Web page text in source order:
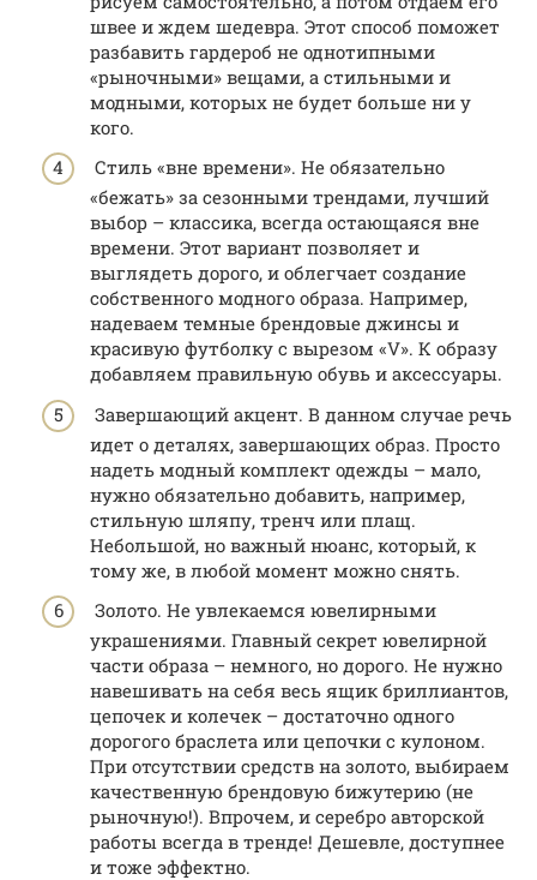
швее и ждем шедевра. Этот способ поможет
разбавить гардероб не однотипными
«рыночными» вещами, а стильными и
модными, которых не будет больше ни у
кого.
Стиль «вне времени». Не обязательно
«бежать» за сезонными трендами, лучший
выбор – классика, всегда остающаяся вне
времени. Этот вариант позволяет и
выглядеть дорого, и облегчает создание
собственного модного образа. Например,
надеваем темные брендовые джинсы и
красивую футболку с вырезом «V». К образу
добавляем правильную обувь и аксессуары.
Завершающий акцент. В данном случае речь
идет о деталях, завершающих образ. Просто
надеть модный комплект одежды – мало,
нужно обязательно добавить, например,
стильную шляпу, тренч или плащ.
Небольшой, но важный нюанс, который, к
тому же, в любой момент можно снять.
Золото. Не увлекаемся ювелирными
украшениями. Главный секрет ювелирной
части образа – немного, но дорого. Не нужно
навешивать на себя весь ящик бриллиантов,
цепочек и колечек – достаточно одного
дорогого браслета или цепочки с кулоном.
При отсутствии средств на золото, выбираем
качественную брендовую бижутерию (не
рыночную!). Впрочем, и серебро авторской
работы всегда в тренде! Дешевле, доступнее
и тоже эффектно.